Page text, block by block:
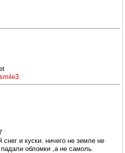
и куски. ничего не земле не
обломки ,а не самоль.